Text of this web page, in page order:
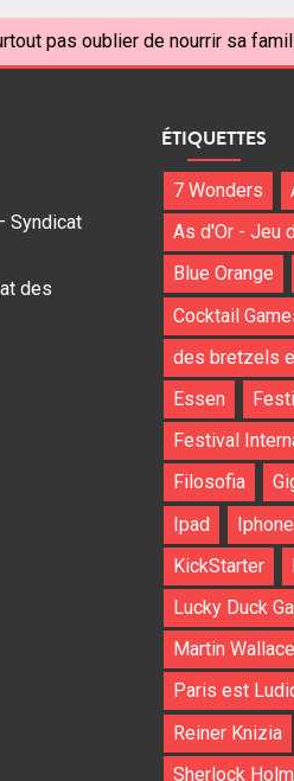
pas oublier de nourrir sa
Syndicat
des
ÉTIQUETTES
7 Wonders
As d'Or - Jeu
Blue Orange
Cocktail
des bretzels
Essen
Festival
Filosofia
Ipad
Iphone
KickStarter
Lucky Duck
Martin Wallace
Paris est
Reiner Knizia
Sherlock